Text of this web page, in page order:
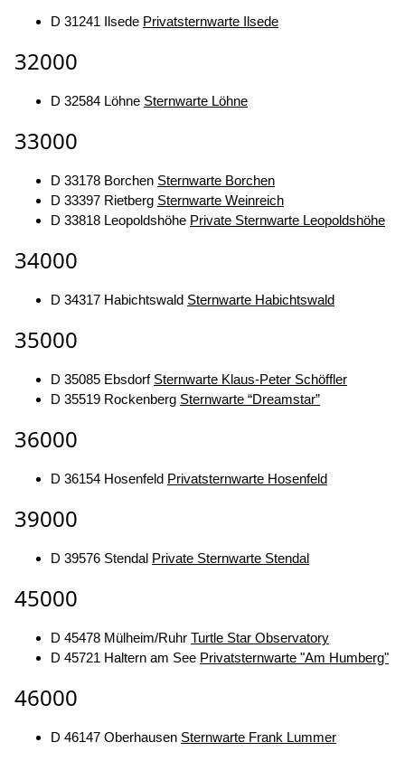
D 31241 Ilsede Privatsternwarte Ilsede
32000
D 32584 Löhne Sternwarte Löhne
33000
D 33178 Borchen Sternwarte Borchen
D 33397 Rietberg Sternwarte Weinreich
D 33818 Leopoldshöhe Private Sternwarte Leopoldshöhe
34000
D 34317 Habichtswald Sternwarte Habichtswald
35000
D 35085 Ebsdorf Sternwarte Klaus-Peter Schöffler
D 35519 Rockenberg Sternwarte “Dreamstar”
36000
D 36154 Hosenfeld Privatsternwarte Hosenfeld
39000
D 39576 Stendal Private Sternwarte Stendal
45000
D 45478 Mülheim/Ruhr Turtle Star Observatory
D 45721 Haltern am See Privatsternwarte "Am Humberg"
46000
D 46147 Oberhausen Sternwarte Frank Lummer